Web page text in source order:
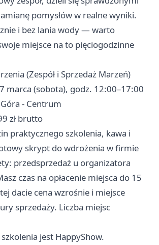
pomysłów w realne wyniki.
i bez lania wody — warto
miejsce na to pięciogodzinne
(Zespół i Sprzedaż Marzeń)
marca (sobota), godz. 12:00–17:00
- Centrum
zł brutto
praktycznego szkolenia, kawa i
skrypt do wdrożenia w firmie
przedsprzedaż u organizatora
czas na opłacenie miejsca do 15
dacie cena wzrośnie i miejsce
sprzedaży. Liczba miejsc
jest HappyShow.